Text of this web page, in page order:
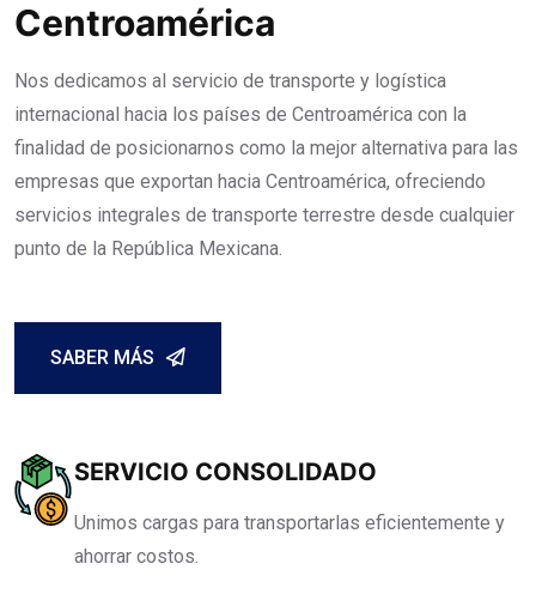
Centroamérica
Nos dedicamos al servicio de transporte y logística
internacional hacia los países de Centroamérica con la
finalidad de posicionarnos como la mejor alternativa para las
empresas que exportan hacia Centroamérica, ofreciendo
servicios integrales de transporte terrestre desde cualquier
punto de la República Mexicana.
SABER MÁS
SERVICIO CONSOLIDADO
Unimos cargas para transportarlas eficientemente y
ahorrar costos.